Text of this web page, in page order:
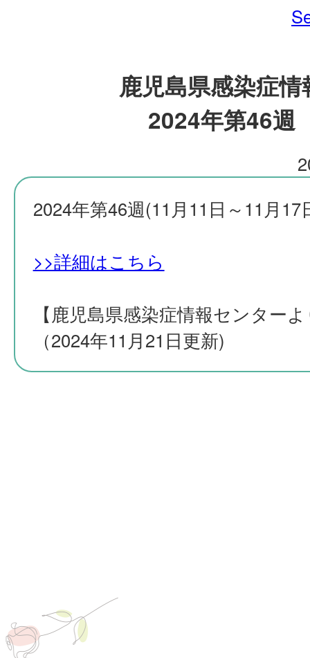
鹿児島県感染症情
2024年第46週
2024年第46週(11月11日～11月17
>>詳細はこちら
【鹿児島県感染症情報センター
（2024年11月21日更新)